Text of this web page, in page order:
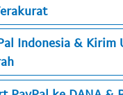
Indonesia & Kirim